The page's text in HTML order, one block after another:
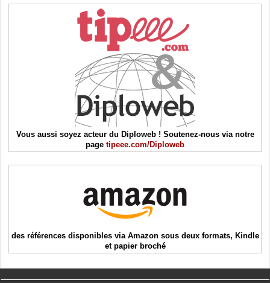
Vous aussi soyez acteur du Diploweb ! Soutenez-nous via notre
page tipeee.com/Diploweb
des références disponibles via Amazon sous deux formats, Kindle
et papier broché